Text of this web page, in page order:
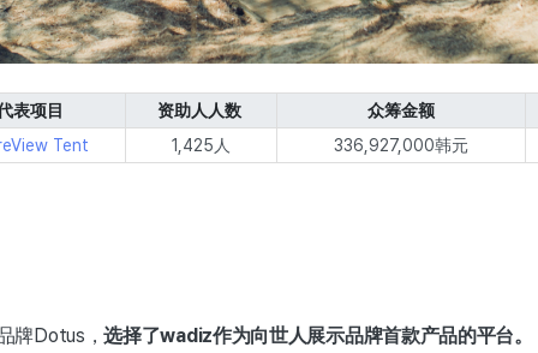
表项目 资助人人数
众筹金额
Tent
1,425人 336,927,000韩元
牌Dotus，选择了wadiz作为向世人展示品牌首款产品的平台。